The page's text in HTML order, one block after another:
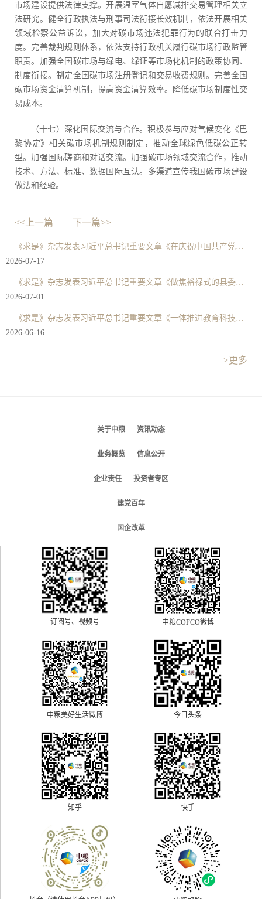
市场建设提供法律支撑。开展温室气体自愿减排交易管理相关立
法研究。健全行政执法与刑事司法衔接长效机制，依法开展相关
领域检察公益诉讼，加大对碳市场违法犯罪行为的联合打击力
度。完善裁判规则体系，依法支持行政机关履行碳市场行政监管
职责。加强全国碳市场与绿电、绿证等市场化机制的政策协同、
制度衔接。制定全国碳市场注册登记和交易收费规则。完善全国
碳市场资金清算机制，提高资金清算效率。降低碳市场制度性交
易成本。
（十七）深化国际交流与合作。积极参与应对气候变化《巴
黎协定》相关碳市场机制规则制定，推动全球绿色低碳公正转
型。加强国际磋商和对话交流。加强碳市场领域交流合作，推动
技术、方法、标准、数据国际互认。多渠道宣传我国碳市场建设
做法和经验。
<<上一篇 下一篇>>
《求是》杂志发表习近平总书记重要文章《在庆祝中国共产党成立105周年大会上的讲话》
2026-07-17
《求是》杂志发表习近平总书记重要文章《做焦裕禄式的县委书记》
2026-07-01
《求是》杂志发表习近平总书记重要文章《一体推进教育科技人才发展》
2026-06-16
>更多
关于中粮 资讯动态
业务概览 信息公开
企业责任 投资者专区
建党百年
国企改革
订阅号、视频号 中粮COFCO微博
中粮美好生活微博 今日头条
知乎 快手